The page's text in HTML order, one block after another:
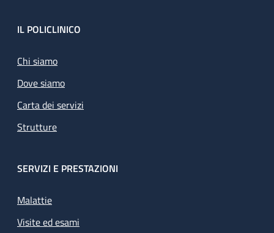
Footer
IL POLICLINICO
Chi siamo
Dove siamo
Carta dei servizi
Strutture
SERVIZI E PRESTAZIONI
Malattie
Visite ed esami